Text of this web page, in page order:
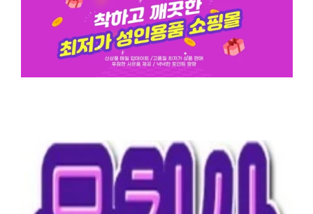
여성청결제추천